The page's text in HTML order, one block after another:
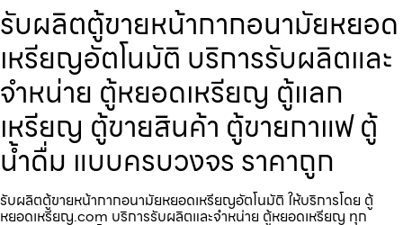
รับผลิตตู้ขายหน้ากากอนามัยหยอด
เหรียญ​​​อัตโนมัติ บริการรับผลิตและ
จำหน่าย ตู้หยอดเหรียญ ตู้แลก
เหรียญ ตู้ขายสินค้า ตู้ขายกาแฟ ตู้
น้ำดื่ม แบบครบวงจร ราคาถูก
รับผลิตตู้ขายหน้ากากอนามัยหยอดเหรียญ​​​อัตโนมัติ ให้บริการโดย ตู้
หยอดเหรียญ.com บริการรับผลิตและจำหน่าย ตู้หยอดเหรียญ ทุก